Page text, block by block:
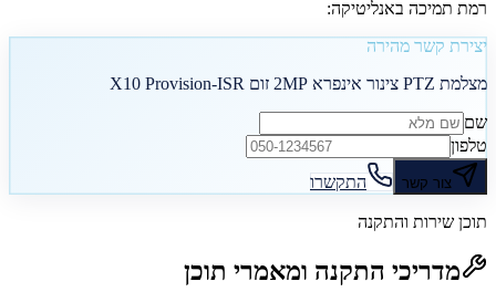
רמת תמיכה באנליטיקה:
יצירת קשר מהירה
מצלמת PTZ צינור אינפרא 2MP זום X10 Provision-ISR
שם
טלפון
צור קשר התקשרו
תוכן שירות והתקנה
מדריכי התקנה ומאמרי תוכן